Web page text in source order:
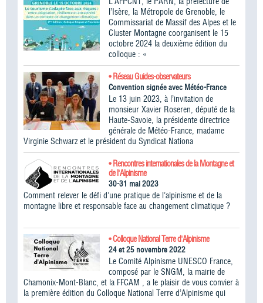
l’Isère, la Métropole de Grenoble, le
Commissariat de Massif des Alpes et le
Cluster Montagne coorganisent le 15
octobre 2024 la deuxième édition du
colloque : «
• Réseau Guides-observateurs
Convention signée avec Météo-France
Le 13 juin 2023, à l’invitation de
monsieur Xavier Roseren, député de la
Haute-Savoie, la présidente directrice
générale de Météo-France, madame
Virginie Schwarz et le président du Syndicat Nationa
• Rencontres internationales de la Montagne et
de l'Alpinisme
30-31 mai 2023
Comment relever le défi d’une pratique de l’alpinisme et de la
montagne libre et responsable face au changement climatique ?
• Colloque National Terre d'Alpinisme
24 et 25 novembre 2022
Le Comité Alpinisme UNESCO France,
composé par le SNGM, la mairie de
Chamonix-Mont-Blanc, et la FFCAM , a le plaisir de vous convier à
la première édition du Colloque National Terre d’Alpinisme qui